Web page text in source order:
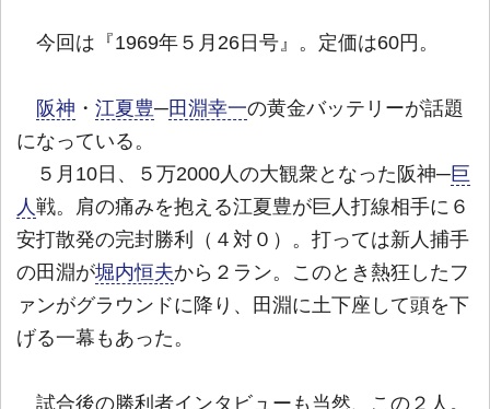
今回は『1969年５月26日号』。定価は60円。
阪神 ・ 江夏豊─田淵幸一の黄金バッテリーが話題
になっている。
５月10日、５万2000人の大観衆となった阪神─巨
人 戦。肩の痛みを抱える江夏豊が巨人打線相手に６
安打散発の完封勝利（４対０）。打っては新人捕手
の田淵が堀内恒夫から２ラン。このとき熱狂したフ
ァンがグラウンドに降り、田淵に土下座して頭を下
げる一幕もあった。
試合後の勝利者インタビューも当然、この２人。